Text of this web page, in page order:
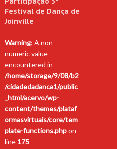
Festival de Dança de
Joinville
Warning: A non-
numeric value
encountered in
/home/storage/9/08/b2
/cidadedadanca1/public
_html/acervo/wp-
content/themes/plataf
ormasvirtuais/core/tem
plate-functions.phpon
line 175